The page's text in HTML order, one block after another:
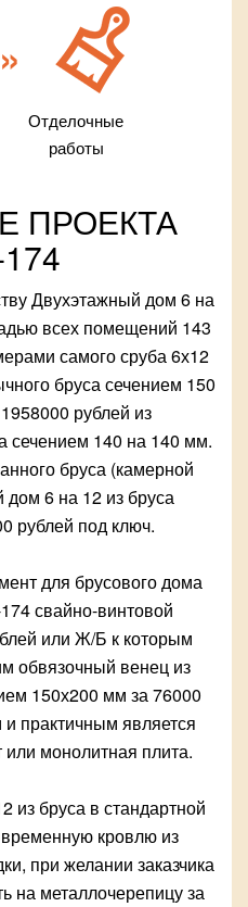
Отделочные
работы
ПРОЕКТА
Двухэтажный дом 6 на
всех помещений 143
самого сруба 6х12
бруса сечением 150
рублей из
сечением 140 на 140 мм.
бруса (камерной
6 на 12 из бруса
рублей под ключ.
для брусового дома
свайно-винтовой
или Ж/Б к которым
обвязочный венец из
150х200 мм за 76000
практичным является
монолитная плита.
из бруса в стандартной
кровлю из
при желании заказчика
на металлочерепицу за